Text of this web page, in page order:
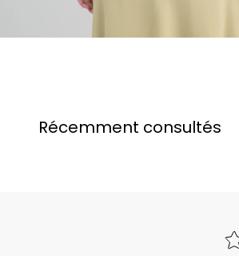
Récemment consultés